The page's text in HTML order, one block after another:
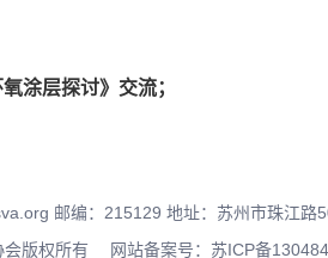
涂层探讨》交流；
邮编：215129 地址：苏州市珠江路
会版权所有 网站备案号： 苏ICP备